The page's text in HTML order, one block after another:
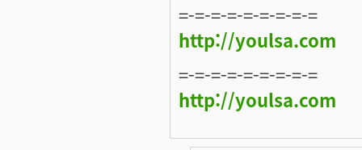
=-=-=-=-=-=-=-=-=
http://youlsa.com
=-=-=-=-=-=-=-=-=
http://youlsa.com